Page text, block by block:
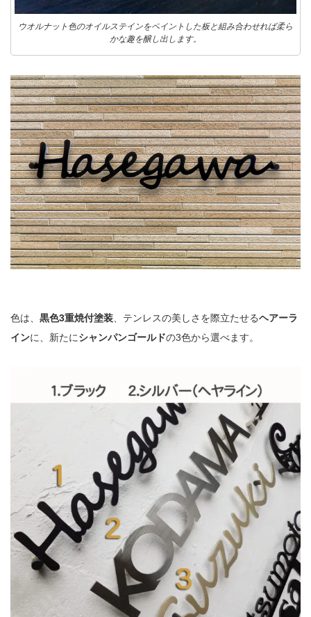
ウオルナット色のオイルステインをペイントした板と組み合わせれば柔ら
かな趣を醸し出します。
色は、 黒色3重焼付塗装 、テンレスの美しさを際立たせるヘアーラ
インに、新たにシャンパンゴールドの3色から選べます。